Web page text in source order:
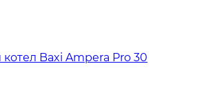
Baxi Ampera Pro 30